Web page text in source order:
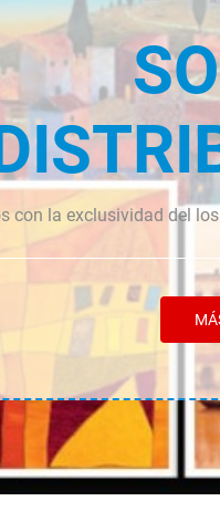
con la exclusividad del